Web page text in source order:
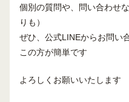
個別の質問や、問い合わせ
りも）
ぜひ、公式LINEからお問い
この方が簡単です
よろしくお願いいたします